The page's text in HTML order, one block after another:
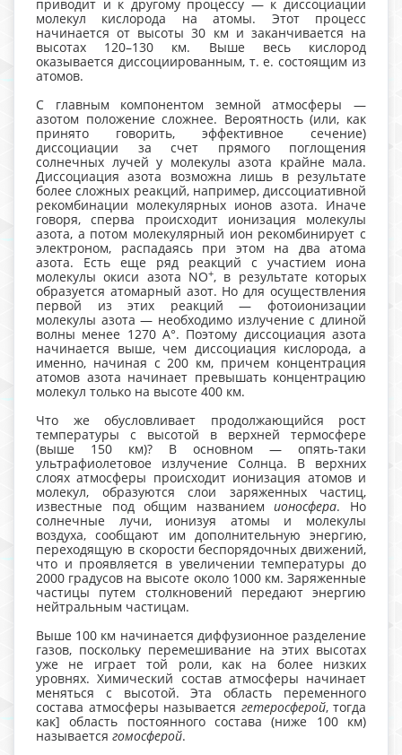
приводит и к другому процессу — к диссоциации
молекул кислорода на атомы. Этот процесс
начинается от высоты 30 км и заканчивается на
высотах 120–130 км. Выше весь кислород
оказывается диссоциированным, т. е. состоящим из
атомов.
С главным компонентом земной атмосферы —
азотом положение сложнее. Вероятность (или, как
принято говорить, эффективное сечение)
диссоциации за счет прямого поглощения
солнечных лучей у молекулы азота крайне мала.
Диссоциация азота возможна лишь в результате
более сложных реакций, например, диссоциативной
рекомбинации молекулярных ионов азота. Иначе
говоря, сперва происходит ионизация молекулы
азота, а потом молекулярный ион рекомбинирует с
электроном, распадаясь при этом на два атома
азота. Есть еще ряд реакций с участием иона
молекулы окиси азота NO+, в результате которых
образуется атомарный азот. Но для осуществления
первой из этих реакций — фотоионизации
молекулы азота — необходимо излучение с длиной
волны менее 1270 А°. Поэтому диссоциация азота
начинается выше, чем диссоциация кислорода, а
именно, начиная с 200 км, причем концентрация
атомов азота начинает превышать концентрацию
молекул только на высоте 400 км.
Что же обусловливает продолжающийся рост
температуры с высотой в верхней термосфере
(выше 150 км)? В основном — опять-таки
ультрафиолетовое излучение Солнца. В верхних
слоях атмосферы происходит ионизация атомов и
молекул, образуются слои заряженных частиц,
известные под общим названиемионосфера. Но
солнечные лучи, ионизуя атомы и молекулы
воздуха, сообщают им дополнительную энергию,
переходящую в скорости беспорядочных движений,
что и проявляется в увеличении температуры до
2000 градусов на высоте около 1000 км. Заряженные
частицы путем столкновений передают энергию
нейтральным частицам.
Выше 100 км начинается диффузионное разделение
газов, поскольку перемешивание на этих высотах
уже не играет той роли, как на более низких
уровнях. Химический состав атмосферы начинает
меняться с высотой. Эта область переменного
состава атмосферы называется гетеросферой, тогда
как] область постоянного состава (ниже 100 км)
называется гомосферой.